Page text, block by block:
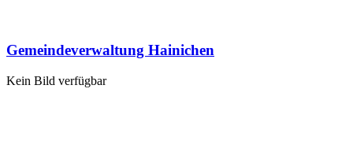
Gemeindeverwaltung Hainichen
Kein Bild verfügbar